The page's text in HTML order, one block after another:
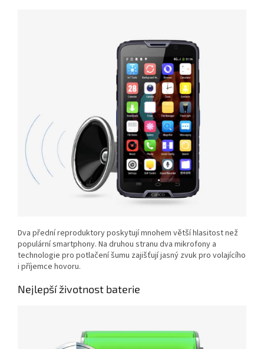
Dva přední reproduktory poskytují mnohem větší hlasitost než
populární smartphony. Na druhou stranu dva mikrofony a
technologie pro potlačení šumu zajišťují jasný zvuk pro volajícího
i příjemce hovoru.
Nejlepší životnost baterie